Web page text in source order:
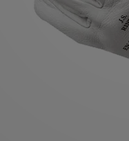
Deine Saat-
Mischung
konfigurieren